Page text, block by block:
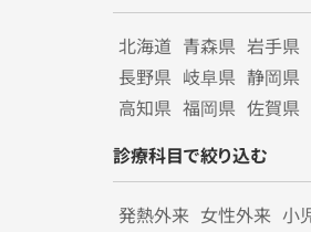
北海道 青森県 岩手県
長野県 岐阜県 静岡県
高知県 福岡県 佐賀県
診療科目で絞り込む
発熱外来 女性外来 小